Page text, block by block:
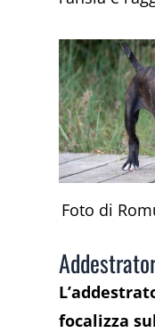
Foto di
focalizza